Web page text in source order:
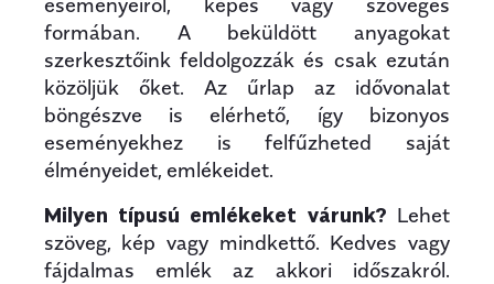
formában. A beküldött anyagokat
szerkesztőink feldolgozzák és csak ezután
közöljük őket. Az űrlap az idővonalat
böngészve is elérhető, így bizonyos
eseményekhez is felfűzheted saját
élményeidet, emlékeidet.
Milyen típusú emlékeket várunk? Lehet
szöveg, kép vagy mindkettő. Kedves vagy
fájdalmas emlék az akkori időszakról.